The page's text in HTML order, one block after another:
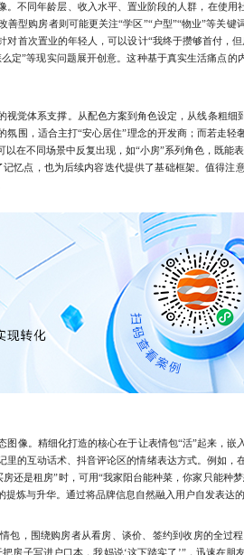
不同年龄层、收入水平、置业阶段的人群，在使用
型购房者则可能更关注“学区”“户型”“物业”等关
首次置业的年轻人，可以设计“我终于攒够首付，
定”等现实问题展开创意。这种基于真实生活痛点的
体系支撑。从配色方案到角色设定，从线条粗细
围，适合主打“安心居住”理念的开发商；而若走轻
在不同场景中反复出现，如“小房”系列角色，既能
忆点，也为后续内容迭代提供了基础框架。值得注
。精细化打造的核心在于让表情包“活”起来，嵌
的互动话术、抖音评论区的情绪表达方式。例如，
还是租房”时，可用“我家阳台能种菜，你家只能种
炼与升华。通过将品牌信息自然融入用户自发表达
，围绕购房者从看房、谈价、签约到收房的全过
子写进户口本，我妈说‘这下踏实了’”，迅速在朋